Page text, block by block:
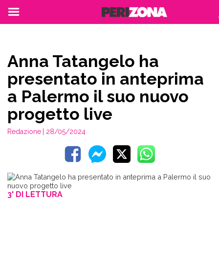
Anna Tatangelo ha
presentato in anteprima
a Palermo il suo nuovo
progetto live
Redazione | 28/05/2024
3' DI LETTURA